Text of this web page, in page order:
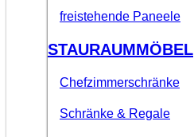
freistehende Paneele
STAURAUMMÖBEL
Chefzimmerschränke
Schränke & Regale